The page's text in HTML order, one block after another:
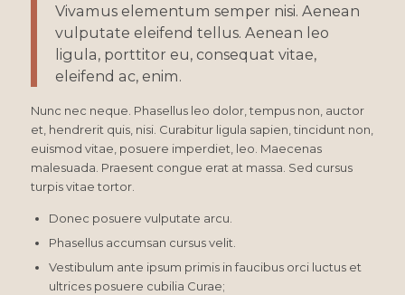
Vivamus elementum semper nisi. Aenean
vulputate eleifend tellus. Aenean leo
ligula, porttitor eu, consequat vitae,
eleifend ac, enim.
Nunc nec neque. Phasellus leo dolor, tempus non, auctor
et, hendrerit quis, nisi. Curabitur ligula sapien, tincidunt non,
euismod vitae, posuere imperdiet, leo. Maecenas
malesuada. Praesent congue erat at massa. Sed cursus
turpis vitae tortor.
Donec posuere vulputate arcu.
Phasellus accumsan cursus velit.
Vestibulum ante ipsum primis in faucibus orci luctus et
ultrices posuere cubilia Curae;